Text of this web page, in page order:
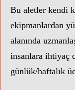
Bu aletler kendi
ekipmanlardan
alanında
insanlara ihtiyaç
günlük/haftalık